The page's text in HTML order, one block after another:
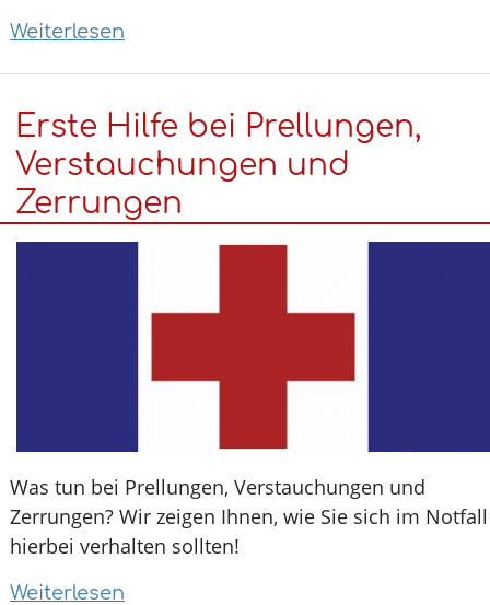
Weiterlesen
bei
Knochenbrüchen
Erste Hilfe bei Prellungen,
Verstauchungen und
Zerrungen
Was tun bei Prellungen, Verstauchungen und
Zerrungen? Wir zeigen Ihnen, wie Sie sich im Notfall
hierbei verhalten sollten!
Weiterlesen